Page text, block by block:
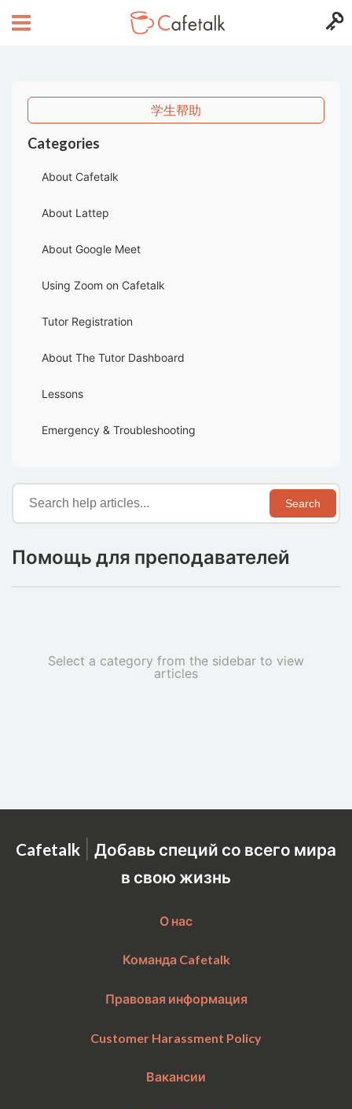
学生帮助
Categories
About Cafetalk
About Lattep
About Google Meet
Using Zoom on Cafetalk
Tutor Registration
About The Tutor Dashboard
Lessons
Emergency & Troubleshooting
Search
Помощь для преподавателей
Select a category from the sidebar to view
articles
Cafetalk | Добавь специй со всего мира
в свою жизнь
О нас
Команда Cafetalk
Правовая информация
Customer Harassment Policy
Вакансии